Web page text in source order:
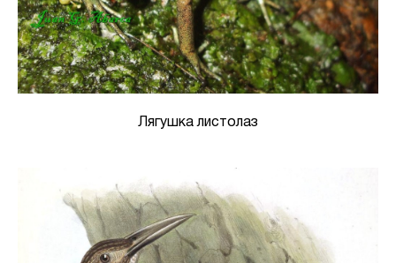
Лягушка листолаз